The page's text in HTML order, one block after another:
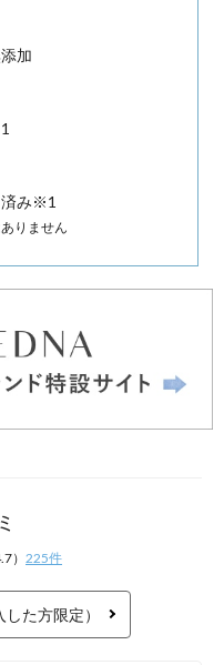
※1 キメが整い
トライン
ラインは、ナ
より、「敏
） 225件
た方限定）